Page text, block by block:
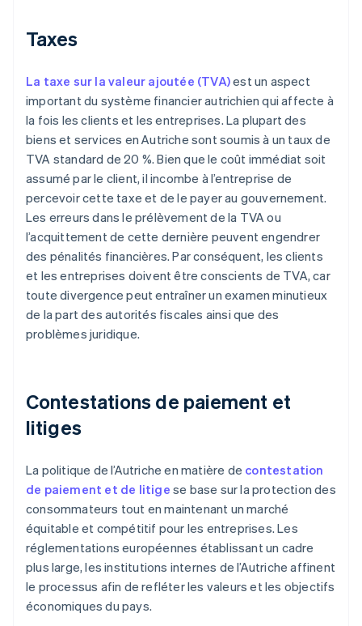
Taxes
La taxe sur la valeur ajoutée (TVA)est un aspect
important du système financier autrichien qui affecte à
la fois les clients et les entreprises. La plupart des
biens et services en Autriche sont soumis à un taux de
TVA standard de 20 %. Bien que le coût immédiat soit
assumé par le client, il incombe à l’entreprise de
percevoir cette taxe et de le payer au gouvernement.
Les erreurs dans le prélèvement de la TVA ou
l’acquittement de cette dernière peuvent engendrer
des pénalités financières. Par conséquent, les clients
et les entreprises doivent être conscients de TVA, car
toute divergence peut entraîner un examen minutieux
de la part des autorités fiscales ainsi que des
problèmes juridique.
Contestations de paiement et
litiges
La politique de l’Autriche en matière de contestation
de paiement et de litige se base sur la protection des
consommateurs tout en maintenant un marché
équitable et compétitif pour les entreprises. Les
réglementations européennes établissant un cadre
plus large, les institutions internes de l’Autriche affinent
le processus afin de refléter les valeurs et les objectifs
économiques du pays.